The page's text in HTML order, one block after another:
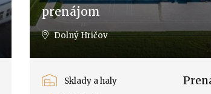
prenájom
Dolný Hričov
Sklady a haly